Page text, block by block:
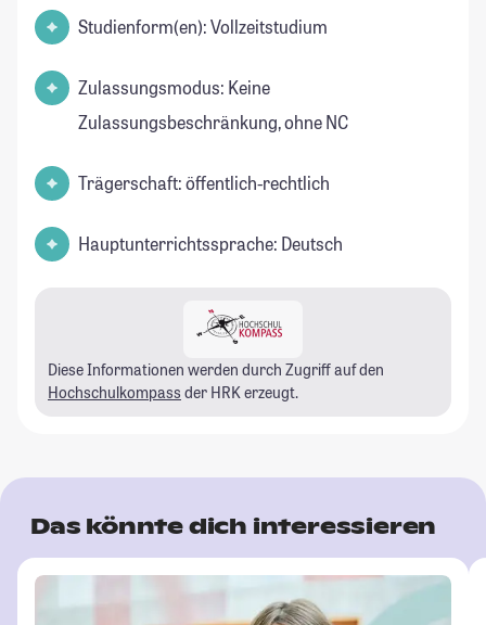
Studienform(en): Vollzeitstudium
Zulassungsmodus: Keine
Zulassungsbeschränkung, ohne NC
Trägerschaft: öffentlich-rechtlich
Hauptunterrichtssprache: Deutsch
Diese Informationen werden durch Zugriff auf den
Hochschulkompass der HRK erzeugt.
Das könnte dich interessieren